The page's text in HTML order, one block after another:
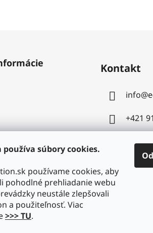
súbory cookies.
používame cookies, aby
pohodlné prehliadanie webu
neustále zlepšovali
a použiteľnosť. Viac
>>> TU.
Kontakt
info@
+421